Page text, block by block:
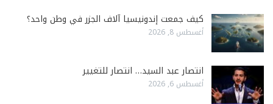
كيف جمعت إندونيسيا آلاف الجزر في وطن واحد؟
أغسطس 8, 2026
انتصار عبد السيد… انتصار للتغيير
أغسطس 6, 2026